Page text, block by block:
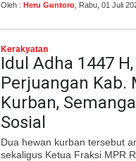
Oleh : Heru Guntoro , Rabu, 01 Juli
Kerakyatan
Idul Adha 1447
Perjuangan Kab.
Kurban,
Sosial
Dua hewan kurban tersebut
sekaligus Ketua Fraksi MPR